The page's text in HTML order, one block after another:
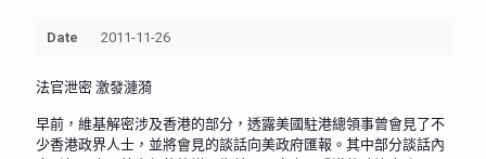
Date 2011-11-26
法官泄密 激發漣漪
早前，維基解密涉及香港的部分，透露美國駐港總領事曾會見了不
少香港政界人士，並將會見的談話向美政府匯報。其中部分談話內